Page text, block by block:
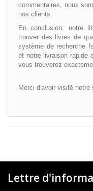
commentaires, nous
nos clients.
En conclusion, notre
trouver des livres de
système de recherche
et notre livraison rapide
vous trouverez
Merci d'avoir visité
Lettre